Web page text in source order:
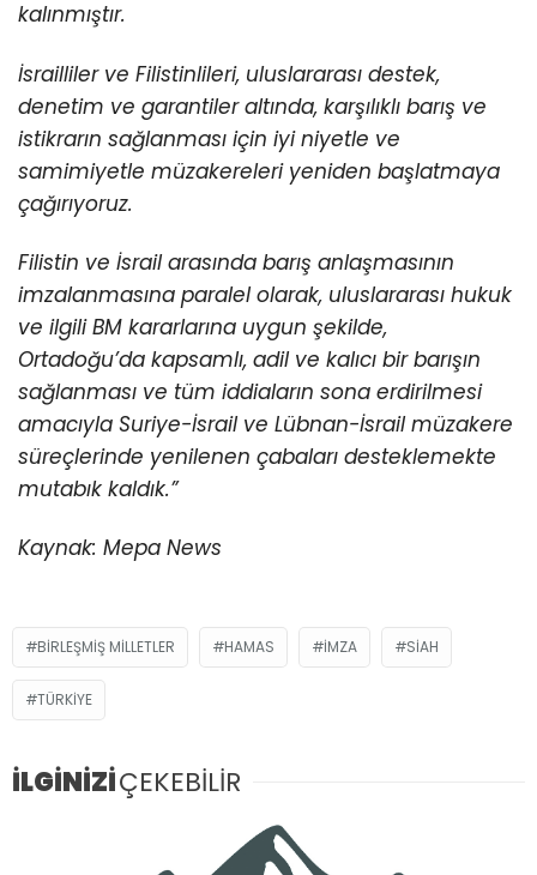
kalınmıştır.
İsrailliler ve Filistinlileri, uluslararası destek,
denetim ve garantiler altında, karşılıklı barış ve
istikrarın sağlanması için iyi niyetle ve
samimiyetle müzakereleri yeniden başlatmaya
çağırıyoruz.
Filistin ve İsrail arasında barış anlaşmasının
imzalanmasına paralel olarak, uluslararası hukuk
ve ilgili BM kararlarına uygun şekilde,
Ortadoğu’da kapsamlı, adil ve kalıcı bir barışın
sağlanması ve tüm iddiaların sona erdirilmesi
amacıyla Suriye-İsrail ve Lübnan-İsrail müzakere
süreçlerinde yenilenen çabaları desteklemekte
mutabık kaldık.”
Kaynak: Mepa News
BIRLEŞMIŞ MILLETLER HAMAS IMZA SIAH
TÜRKIYE
İLGİNİZİÇEKEBİLİR